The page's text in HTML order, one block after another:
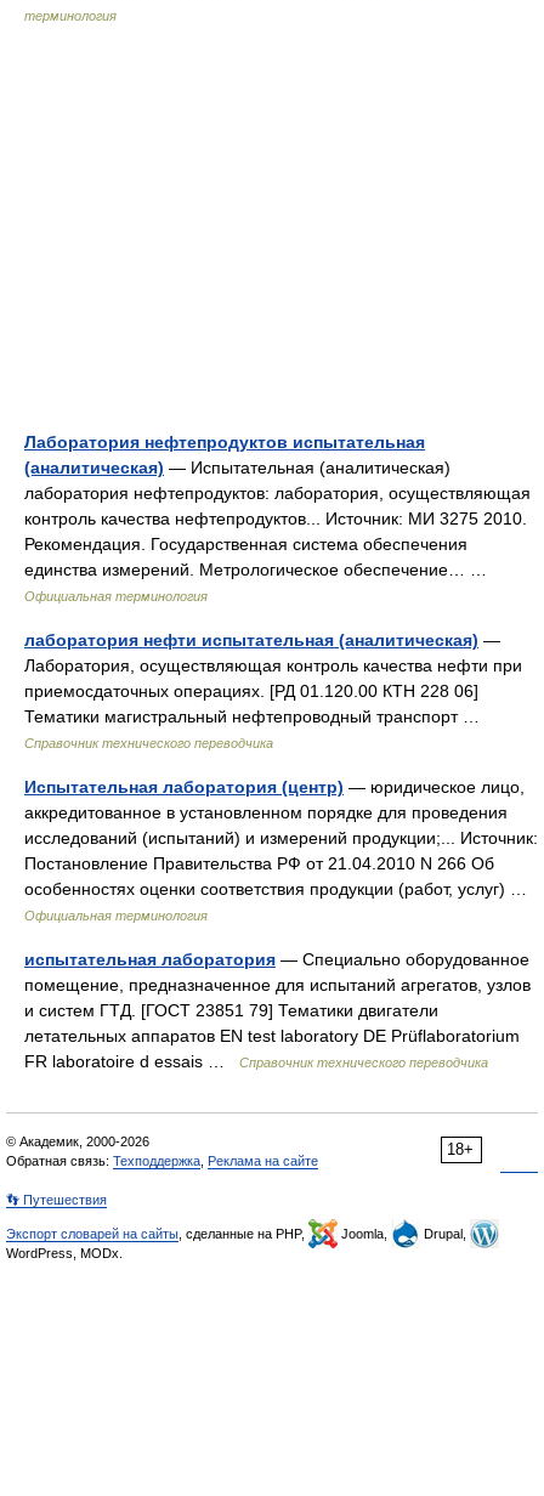
терминология
Лаборатория нефтепродуктов испытательная
(аналитическая) — Испытательная (аналитическая)
лаборатория нефтепродуктов: лаборатория, осуществляющая
контроль качества нефтепродуктов... Источник: МИ 3275 2010.
Рекомендация. Государственная система обеспечения
единства измерений. Метрологическое обеспечение… …
Официальная терминология
лаборатория нефти испытательная (аналитическая) —
Лаборатория, осуществляющая контроль качества нефти при
приемосдаточных операциях. [РД 01.120.00 КТН 228 06]
Тематики магистральный нефтепроводный транспорт …
Справочник технического переводчика
Испытательная лаборатория (центр) — юридическое лицо,
аккредитованное в установленном порядке для проведения
исследований (испытаний) и измерений продукции;... Источник:
Постановление Правительства РФ от 21.04.2010 N 266 Об
особенностях оценки соответствия продукции (работ, услуг) …
Официальная терминология
испытательная лаборатория — Специально оборудованное
помещение, предназначенное для испытаний агрегатов, узлов
и систем ГТД. [ГОСТ 23851 79] Тематики двигатели
летательных аппаратов EN test laboratory DE Prüflaboratorium
FR laboratoire d essais …
Справочник технического переводчика
18+
© Академик, 2000-2026
Обратная связь: Техподдержка Реклама на сайте
👣 Путешествия
Экспорт словарей на сайты , сделанные на PHP, Joomla,
Drupal,
WordPress, MODx.